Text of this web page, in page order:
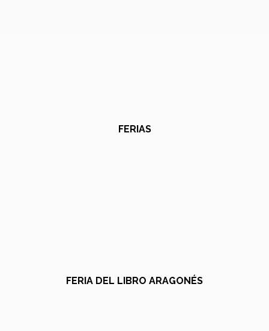
FERIAS
FERIA DEL LIBRO ARAGONÉS